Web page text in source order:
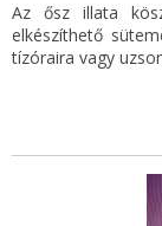
Az ősz illata
elkészíthető
tízóraira vagy